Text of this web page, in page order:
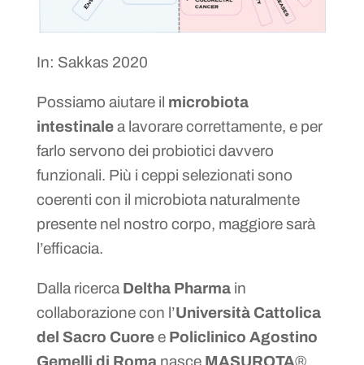
In: Sakkas 2020
Possiamo aiutare il microbiota
intestinalea lavorare correttamente, e per
farlo servono dei probiotici davvero
funzionali. Più i ceppi selezionati sono
coerenti con il microbiota naturalmente
presente nel nostro corpo, maggiore sarà
l’efficacia.
Dalla ricerca Deltha Pharmain
collaborazione con l’Università Cattolica
del Sacro Cuoree Policlinico Agostino
Gemelli di Roma nasce MASUROTA®,